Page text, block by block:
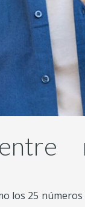
los 25 números